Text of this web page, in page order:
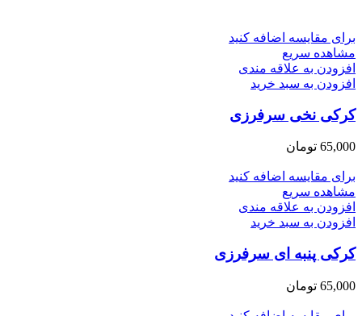
برای مقایسه اضافه کنید
مشاهده سریع
افزودن به علاقه مندی
افزودن به سبد خرید
کرکی نخی سرفرزی
65,000 تومان
برای مقایسه اضافه کنید
مشاهده سریع
افزودن به علاقه مندی
افزودن به سبد خرید
کرکی پنبه ای سرفرزی
65,000 تومان